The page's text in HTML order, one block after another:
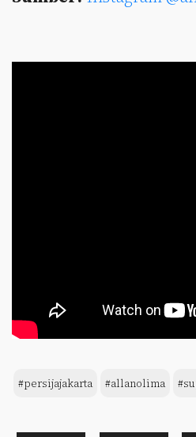
#persijajakarta #allanolima